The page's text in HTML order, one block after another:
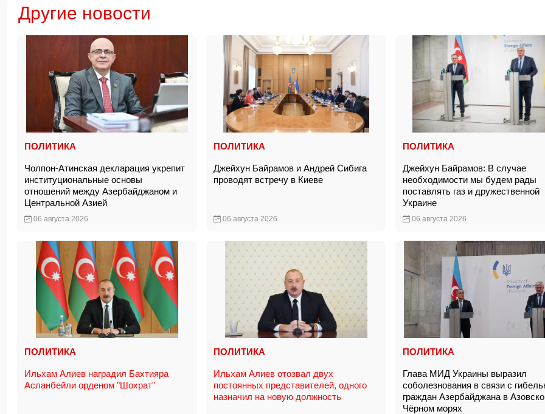
Другие новости
ПОЛИТИКА
Чолпон-Атинская декларация укрепит
институциональные основы
отношений между Азербайджаном и
Центральной Азией
06 августа 2026
ПОЛИТИКА
Джейхун Байрамов и Андрей Сибига
проводят встречу в Киеве
06 августа 2026
ПОЛИТИКА
Джейхун Байрамов: В случае
необходимости мы будем рады
поставлять газ и дружественной
Украине
06 августа 2026
ПОЛИТИКА
Ильхам Алиев наградил Бахтияра
Асланбейли орденом "Шохрат"
ПОЛИТИКА
Ильхам Алиев отозвал двух
постоянных представителей, одного
назначил на новую должность
ПОЛИТИКА
Глава МИД Украины выразил
соболезнования в связи с
граждан Азербайджана в
Чёрном морях